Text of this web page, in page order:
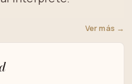
Ver más →